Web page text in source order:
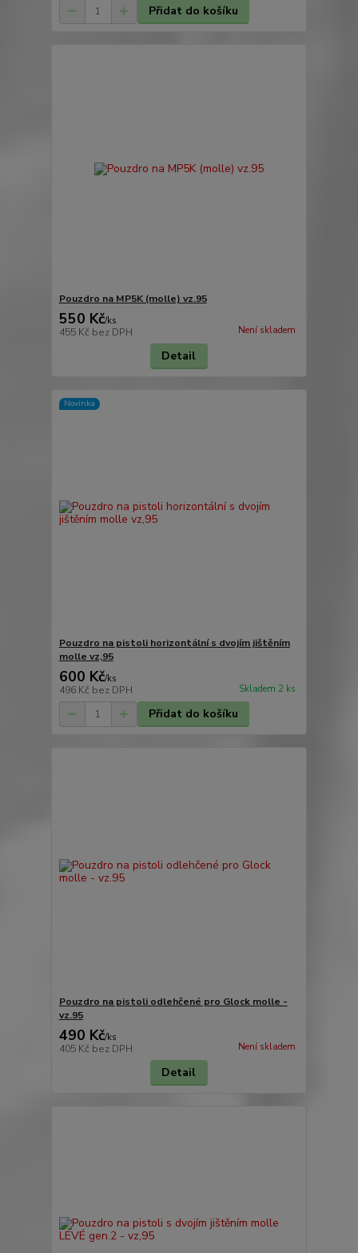
Přidat do košíku
Pouzdro na MP5K (molle) vz.95
550 Kč/ks
455 Kč bez DPH Není skladem
Detail
Novinka
Pouzdro na pistoli horizontální s dvojím jištěním
molle vz,95
600 Kč/ks
496 Kč bez DPH Skladem 2 ks
Přidat do košíku
Pouzdro na pistoli odlehčené pro Glock molle -
vz.95
490 Kč/ks
405 Kč bez DPH Není skladem
Detail